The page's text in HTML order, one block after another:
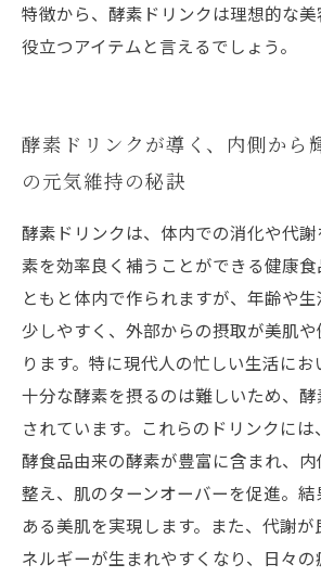
特徴から、酵素ドリンクは理想的な
役立つアイテムと言えるでしょう。
酵素ドリンクが導く、内側から
の元気維持の秘訣
酵素ドリンクは、体内での消化や代
素を効率良く補うことができる健康食
ともと体内で作られますが、年齢や
少しやすく、外部からの摂取が美肌
ります。特に現代人の忙しい生活に
十分な酵素を摂るのは難しいため、
されています。これらのドリンクに
酵食品由来の酵素が豊富に含まれ、
整え、肌のターンオーバーを促進。
ある美肌を実現します。また、代謝
ネルギーが生まれやすくなり、日々